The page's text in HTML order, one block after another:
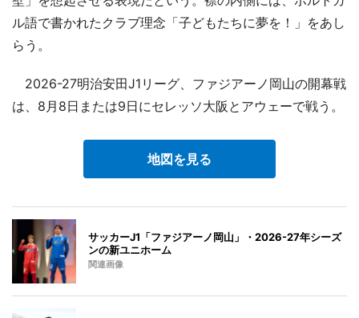
ル語で書かれたクラブ理念「子どもたちに夢を！」をあし
らう。
2026-27明治安田J1リーグ、ファジアーノ岡山の開幕戦
は、8月8日または9日にセレッソ大阪とアウェーで戦う。
地図を見る
サッカーJ1「ファジアーノ岡山」・2026-27年シーズ
ンの新ユニホーム
関連画像